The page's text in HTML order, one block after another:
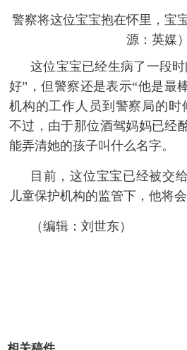
警察将这位宝宝抱在怀里，宝
源：英媒）
这位宝宝已经生病了一段
好”，但警察还是表示“他是最
机构的工作人员到警察局的时
不过，由于那位酒驾妈妈已经
能弄清她的孩子叫什么名字。
目前，这位宝宝已经被交
儿童保护机构的监管下，他将会
（编辑：刘世东）